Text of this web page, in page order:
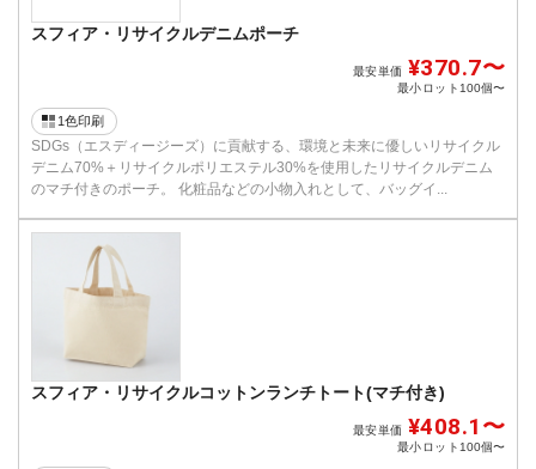
スフィア・リサイクルデニムポーチ
最安単価 ¥370.7〜
最小ロット100個〜
1色印刷
SDGs（エスディージーズ）に貢献する、環境と未来に優しいリサイクル
デニム70%＋リサイクルポリエステル30%を使用したリサイクルデニム
のマチ付きのポーチ。 化粧品などの小物入れとして、バッグイ...
スフィア・リサイクルコットンランチトート(マチ付き)
最安単価 ¥408.1〜
最小ロット100個〜